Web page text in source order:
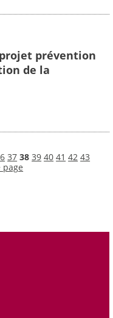
prévention
de la
37 38 39 40 41 42 43
page